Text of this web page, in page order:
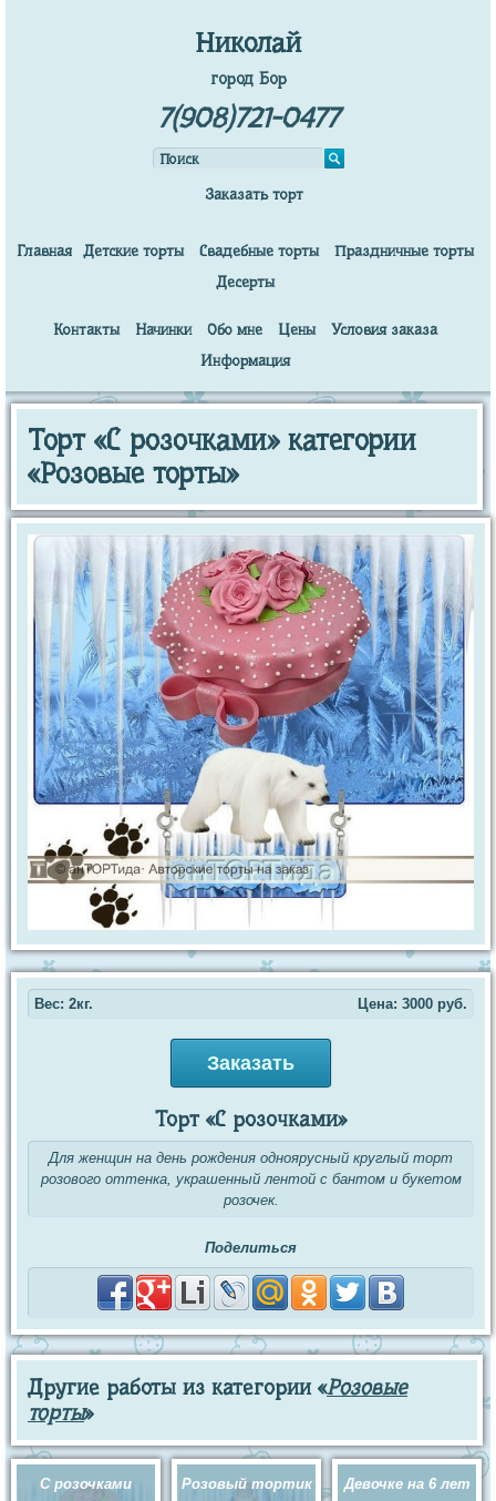
Николай
город Бор
7(908)721-0477
Заказать торт
Главная Детские торты Свадебные торты
Праздничные торты
Десерты
Контакты Начинки Обо мне Цены
Условия заказа
Информация
Торт «С розочками» категории
«Розовые торты»
Вес: 2кг. Цена: 3000 руб.
Заказать
Торт «С розочками»
Для женщин на день рождения одноярусный круглый торт
розового оттенка, украшенный лентой с бантом и букетом
розочек.
Поделиться
Другие работы из категории «Розовые
торты»
С розочками Розовый тортик Девочке на 6 лет